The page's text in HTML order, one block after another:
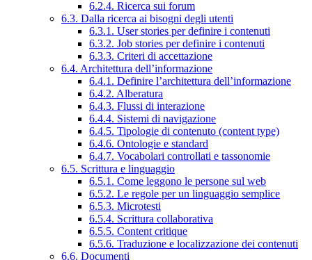
6.2.4. Ricerca sui forum
6.3. Dalla ricerca ai bisogni degli utenti
6.3.1. User stories per definire i contenuti
6.3.2. Job stories per definire i contenuti
6.3.3. Criteri di accettazione
6.4. Architettura dell’informazione
6.4.1. Definire l’architettura dell’informazione
6.4.2. Alberatura
6.4.3. Flussi di interazione
6.4.4. Sistemi di navigazione
6.4.5. Tipologie di contenuto (content type)
6.4.6. Ontologie e standard
6.4.7. Vocabolari controllati e tassonomie
6.5. Scrittura e linguaggio
6.5.1. Come leggono le persone sul web
6.5.2. Le regole per un linguaggio semplice
6.5.3. Microtesti
6.5.4. Scrittura collaborativa
6.5.5. Content critique
6.5.6. Traduzione e localizzazione dei contenuti
6.6. Documenti